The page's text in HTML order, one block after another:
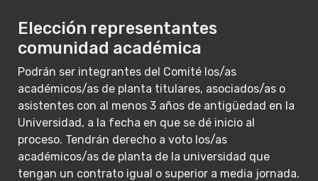
Elección representantes
comunidad académica
Podrán ser integrantes del Comité los/as
académicos/as de planta titulares, asociados/as o
asistentes con al menos 3 años de antigüedad en la
Universidad, a la fecha en que se dé inicio al
proceso. Tendrán derecho a voto los/as
académicos/as de planta de la universidad que
tengan un contrato igual o superior a media jornada.